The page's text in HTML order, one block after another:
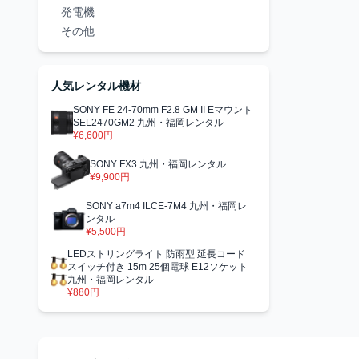
発電機
その他
人気レンタル機材
SONY FE 24-70mm F2.8 GM II Eマウント
SEL2470GM2 九州・福岡レンタル
¥6,600円
SONY FX3 九州・福岡レンタル
¥9,900円
SONY a7m4 ILCE-7M4 九州・福岡レ
ンタル
¥5,500円
LEDストリングライト 防雨型 延長コード
スイッチ付き 15m 25個電球 E12ソケット
九州・福岡レンタル
¥880円